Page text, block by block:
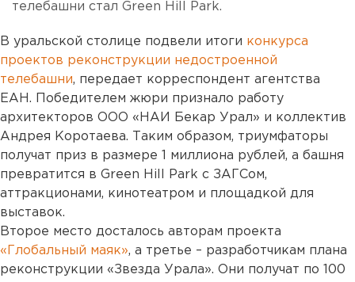
телебашни стал Green Hill Park.
В уральской столице подвели итоги конкурса
проектов реконструкции недостроенной
телебашни, передает корреспондент агентства
ЕАН. Победителем жюри признало работу
архитекторов ООО «НАИ Бекар Урал» и коллектив
Андрея Коротаева. Таким образом, триумфаторы
получат приз в размере 1 миллиона рублей, а башня
превратится в Green Hill Park с ЗАГСом,
аттракционами, кинотеатром и площадкой для
выставок.
Второе место досталось авторам проекта
«Глобальный маяк», а третье – разработчикам плана
реконструкции «Звезда Урала». Они получат по 100